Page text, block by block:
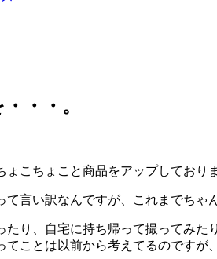
・・。
ょこちょこと商品をアップしており
て言い訳なんですが、これまでちゃ
たり、自宅に持ち帰って撮ってみ
てことは以前から考えてるのですが